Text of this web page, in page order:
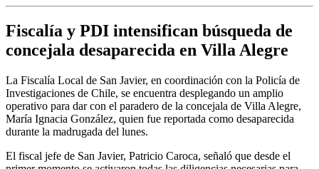
Fiscalía y PDI intensifican búsqueda de
concejala desaparecida en Villa Alegre
La Fiscalía Local de San Javier, en coordinación con la Policía de
Investigaciones de Chile, se encuentra desplegando un amplio
operativo para dar con el paradero de la concejala de Villa Alegre,
María Ignacia González, quien fue reportada como desaparecida
durante la madrugada del lunes.
El fiscal jefe de San Javier, Patricio Caroca, señaló que desde el